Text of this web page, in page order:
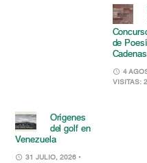
de
4
VISITAS:
Orígenes
del golf en
Venezuela
31 JULIO, 2026 •